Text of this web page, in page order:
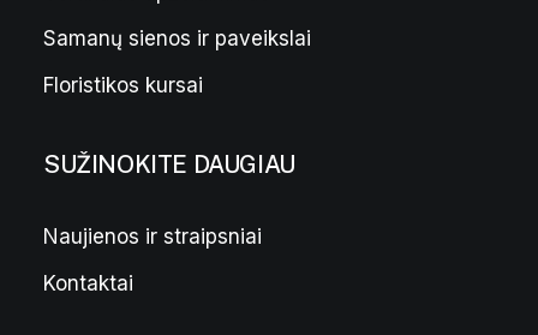
Samanų sienos ir paveikslai
Floristikos kursai
SUŽINOKITE DAUGIAU
Naujienos ir straipsniai
Kontaktai